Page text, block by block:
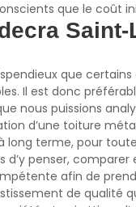
que le coût
Saint-
que
Il est donc
nous puissions
d’une toiture
long terme, pour
d’y penser, comparer
afin de
de qualité